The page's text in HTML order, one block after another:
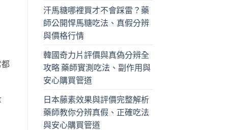
汗馬糖哪裡買才不會踩雷？藥
師公開悍馬糖吃法、真假分辨
與價格行情
韓國奇力片評價與真偽分辨全
攻略 藥師實測吃法、副作用與
安心購買管道
日本藤素效果與評價完整解析
藥師教你分辨真假、正確吃法
與安心購買管道